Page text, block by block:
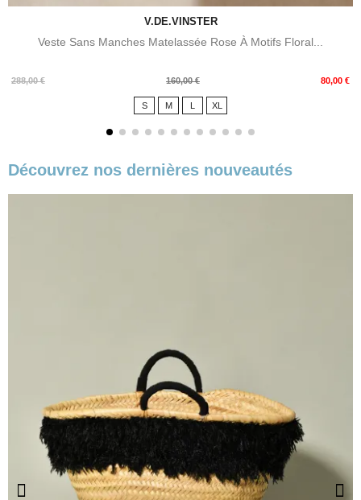
V.DE.VINSTER
Veste Sans Manches Matelassée Rose À Motifs Floral...
288,00 €
Prix
160,00 € 80,00 €
Prix
S M L XL
Découvrez nos dernières nouveautés